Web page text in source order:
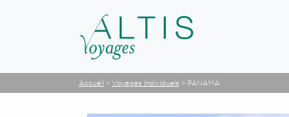
Accueil > Voyages individuels > PANAMA